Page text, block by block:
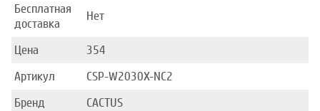
Бесплатная
доставка
Нет
Цена
354
Артикул
CSP-W2030X-NC2
Бренд
CACTUS